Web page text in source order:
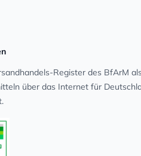
Register des BfArM
über das Internet für